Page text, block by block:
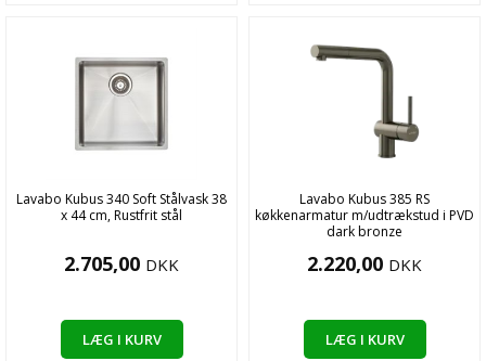
Lavabo Kubus 340 Soft Stålvask 38
x 44 cm, Rustfrit stål
2.705,00 DKK
LÆG I KURV
Lavabo Kubus 385 RS
køkkenarmatur m/udtrækstud i PVD
dark bronze
2.220,00 DKK
LÆG I KURV